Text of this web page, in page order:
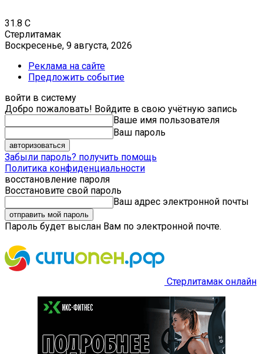
31.8 C
Стерлитамак
Воскресенье, 9 августа, 2026
Реклама на сайте
Предложить событие
войти в систему
Добро пожаловать! Войдите в свою учётную запись
Ваше имя пользователя
Ваш пароль
Забыли пароль? получить помощь
Политика конфиденциальности
восстановление пароля
Восстановите свой пароль
Ваш адрес электронной почты
Пароль будет выслан Вам по электронной почте.
Стерлитамак онлайн